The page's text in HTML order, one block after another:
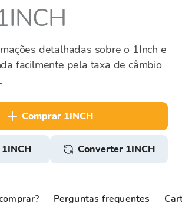
detalhadas sobre o 1Inch e
facilmente pela taxa de câmbio
comprar 1INCH
1INCH Converter 1INCH
Perguntas frequentes